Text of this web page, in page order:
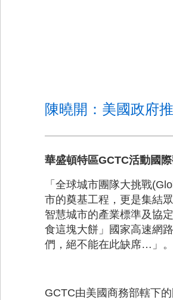
陳曉開：美國政府
華盛頓特區GCTC活動國
「全球城市團隊大挑戰
市的奠基工程，更是集結
智慧城市的產業標準及協
食這塊大餅」國家高速網
們，絕不能在此缺席…」。
GCTC由美國商務部轄下